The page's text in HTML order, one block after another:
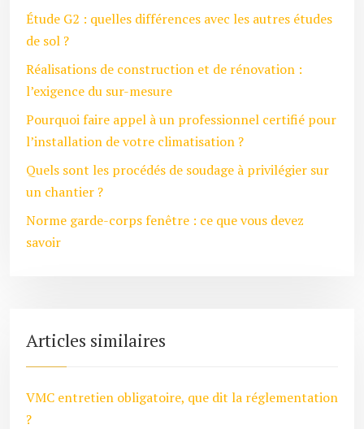
Étude G2 : quelles différences avec les autres études
de sol ?
Réalisations de construction et de rénovation :
l’exigence du sur-mesure
Pourquoi faire appel à un professionnel certifié pour
l’installation de votre climatisation ?
Quels sont les procédés de soudage à privilégier sur
un chantier ?
Norme garde-corps fenêtre : ce que vous devez
savoir
Articles similaires
VMC entretien obligatoire, que dit la réglementation
?